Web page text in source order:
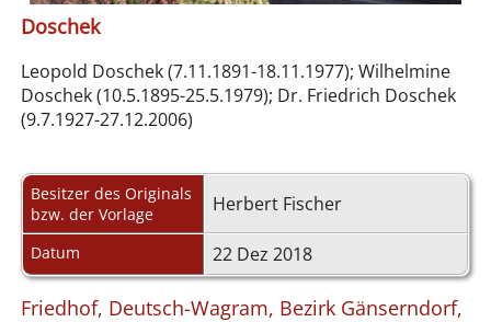
Doschek
Leopold Doschek (7.11.1891-18.11.1977); Wilhelmine
Doschek (10.5.1895-25.5.1979); Dr. Friedrich Doschek
(9.7.1927-27.12.2006)
Besitzer des Originals
bzw. der Vorlage
Herbert Fischer
Datum 22 Dez 2018
Friedhof, Deutsch-Wagram, Bezirk Gänserndorf,